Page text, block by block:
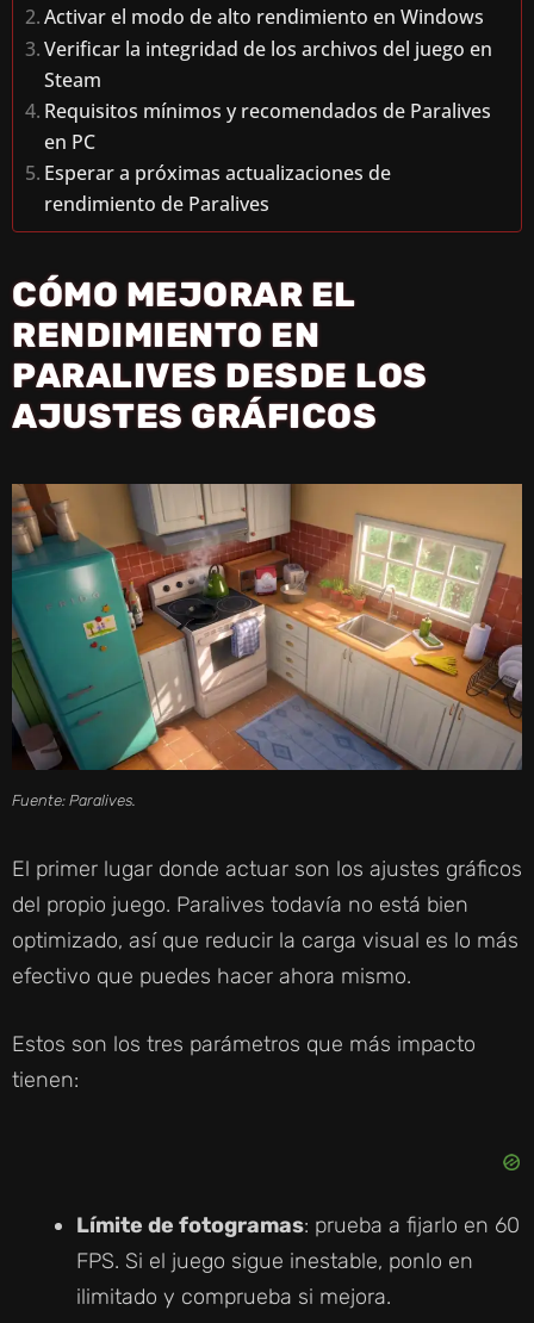
Activar el modo de alto rendimiento en Windows
Verificar la integridad de los archivos del juego en
Steam
Requisitos mínimos y recomendados de Paralives
en PC
Esperar a próximas actualizaciones de
rendimiento de Paralives
CÓMO MEJORAR EL
RENDIMIENTO EN
PARALIVES DESDE LOS
AJUSTES GRÁFICOS
Fuente: Paralives.
El primer lugar donde actuar son los ajustes gráficos
del propio juego. Paralives todavía no está bien
optimizado, así que reducir la carga visual es lo más
efectivo que puedes hacer ahora mismo.
Estos son los tres parámetros que más impacto
tienen:
Límite de fotogramas: prueba a fijarlo en 60
FPS. Si el juego sigue inestable, ponlo en
ilimitado y comprueba si mejora.